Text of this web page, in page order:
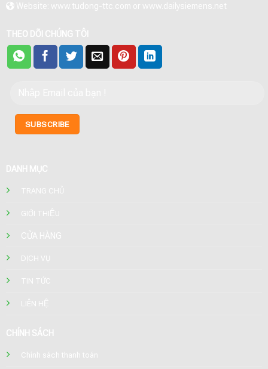
Website: www.tudong-ttc.com or www.dailysiemens.net
THEO DÕI CHÚNG TÔI
DANH MỤC
TRANG CHỦ
GIỚI THIỆU
CỬA HÀNG
DỊCH VỤ
TIN TỨC
LIÊN HỆ
CHÍNH SÁCH
Chính sách thanh toán